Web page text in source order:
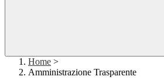
Home >
Amministrazione Trasparente